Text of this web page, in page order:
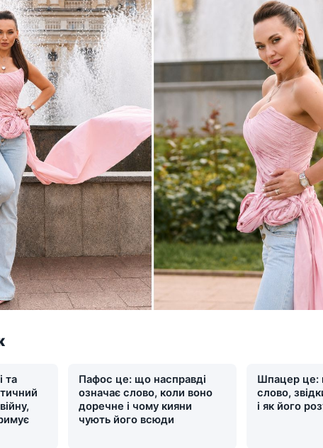
та
Пафос це: що насправді
означає слово, коли воно
доречне і чому кияни
чують його всюди
Шпацер це:
слово,
і як його